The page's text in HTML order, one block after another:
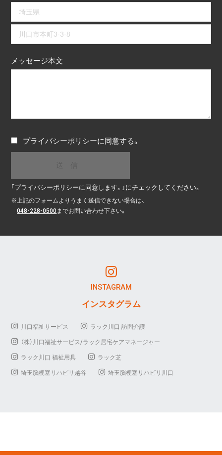
メッセージ本文
プライバシーポリシーに同意する。
「プライバシーポリシーに同意します。」にチェックしてください。
※上記のフォームよりうまく送信できない場合は、
048-228-0500までお問い合わせ下さい。
INSTAGRAM
インスタグラム
川口福祉サービス
ラック川口 訪問介護
（株）川口福祉サービス/ラック居宅ケアマネージャー
ラック川口 福祉用具
ラック芝
埼玉脳梗塞リハビリ越谷
埼玉脳梗塞リハビリ川口